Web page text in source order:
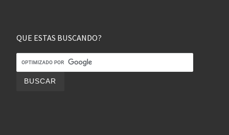
QUE ESTAS BUSCANDO?